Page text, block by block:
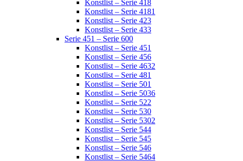
Konstlist – Serie 418
Konstlist – Serie 4181
Konstlist – Serie 423
Konstlist – Serie 433
Serie 451 – Serie 600
Konstlist – Serie 451
Konstlist – Serie 456
Konstlist – Serie 4632
Konstlist – Serie 481
Konstlist – Serie 501
Konstlist – Serie 5036
Konstlist – Serie 522
Konstlist – Serie 530
Konstlist – Serie 5302
Konstlist – Serie 544
Konstlist – Serie 545
Konstlist – Serie 546
Konstlist – Serie 5464